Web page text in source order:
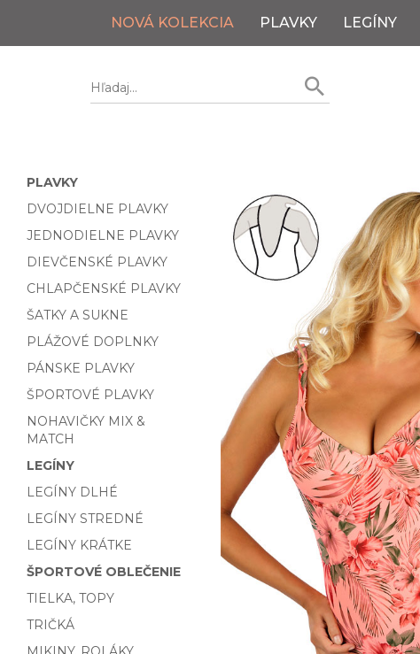
NOVÁ KOLEKCIA PLAVKY LEGÍNY
PLAVKY
DVOJDIELNE PLAVKY
JEDNODIELNE PLAVKY
DIEVČENSKÉ PLAVKY
CHLAPČENSKÉ PLAVKY
ŠATKY A SUKNE
PLÁŽOVÉ DOPLNKY
PÁNSKE PLAVKY
ŠPORTOVÉ PLAVKY
NOHAVIČKY MIX &
MATCH
LEGÍNY
LEGÍNY DLHÉ
LEGÍNY STREDNÉ
LEGÍNY KRÁTKE
ŠPORTOVÉ OBLEČENIE
TIELKA, TOPY
TRIČKÁ